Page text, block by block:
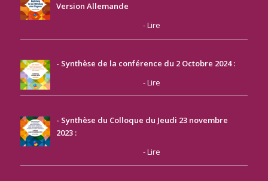
Version Allemande
-Lire
- Synthèse de la conférence du 2 Octobre 2024 :
-Lire
- Synthèse du Colloque du Jeudi 23 novembre
2023:
-Lire